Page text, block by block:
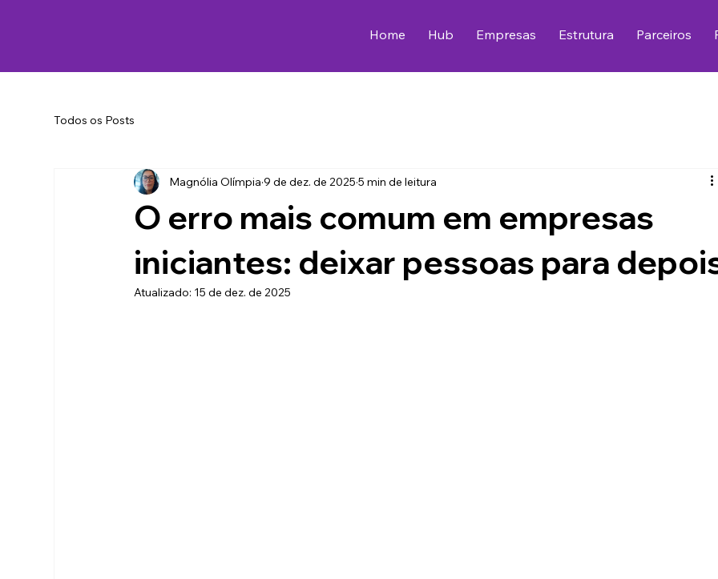
Home Hub Empresas Estrutura Parceiros
Todos os Posts
O erro mais comum em empresas
iniciantes: deixar pessoas para
Magnólia Olímpia 9 de dez. de 2025 5 min de leitura
Atualizado: 15 de dez. de 2025